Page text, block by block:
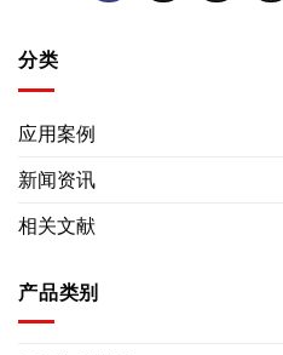
分类
应用案例
新闻资讯
相关文献
产品类别